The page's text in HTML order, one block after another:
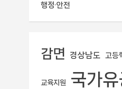
행정·안전
감면 경상남도 고등
교육지원 국가